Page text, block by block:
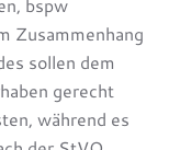
Zusammenhang
sollen dem
gerecht
während es